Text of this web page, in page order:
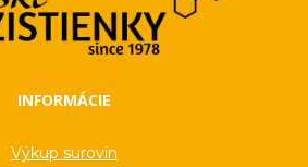
INFORMÁCIE
Výkup surovín